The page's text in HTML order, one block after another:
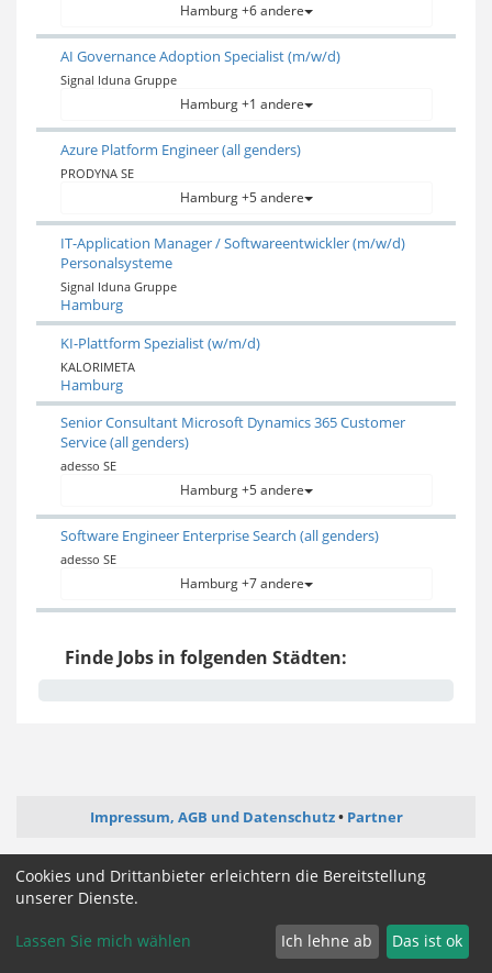
Hamburg +6 andere
AI Governance Adoption Specialist (m/w/d)
Signal Iduna Gruppe
Hamburg +1 andere
Azure Platform Engineer (all genders)
PRODYNA SE
Hamburg +5 andere
IT-Application Manager / Softwareentwickler (m/w/d)
Personalsysteme
Signal Iduna Gruppe
Hamburg
KI-Plattform Spezialist (w/m/d)
KALORIMETA
Hamburg
Senior Consultant Microsoft Dynamics 365 Customer
Service (all genders)
adesso SE
Hamburg +5 andere
Software Engineer Enterprise Search (all genders)
adesso SE
Hamburg +7 andere
Finde Jobs in folgenden Städten:
Impressum, AGB und Datenschutz Partner
ictjob.de administrator-jobs.de
webentwickler-jobs.de
Cookie Zustimmung ändern
Cookies und Drittanbieter erleichtern die Bereitstellung
unserer Dienste.
Lassen Sie mich wählen Ich lehne ab Das ist ok